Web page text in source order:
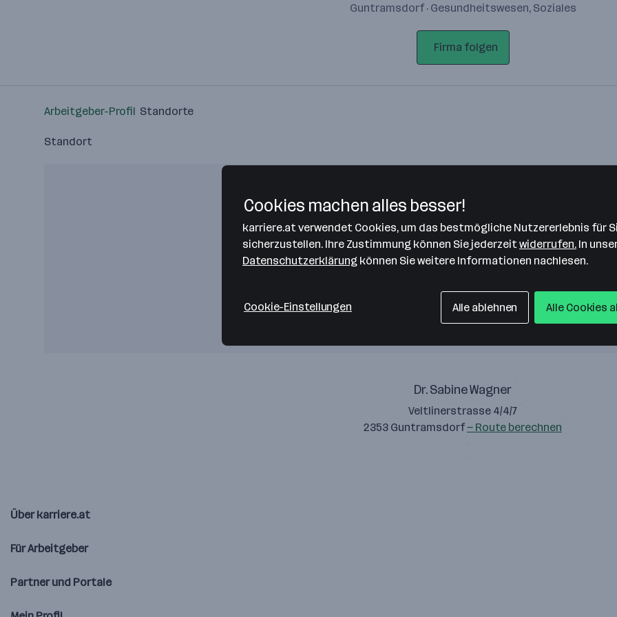
Guntramsdorf · Gesundheitswesen, Soziales
Firma folgen
Arbeitgeber-Profil Standorte
Standort
Bitte stimme unseren Cookie-
Richtlinien zu, um diese Karte
anzuzeigen.
Zustimmung geben
Dr. Sabine Wagner
Veltlinerstrasse 4/4/7
2353 Guntramsdorf— Route berechnen
Über karriere.at
Für Arbeitgeber
Partner und Portale
Cookies machen alles besser!
karriere.at verwendet Cookies, um das bestmögliche Nutzererlebnis für
sicherzustellen. Ihre Zustimmung können Sie jederzeit widerrufen. In
Datenschutzerklärung können Sie weitere Informationen nachlesen.
Cookie-Einstellungen Alle ablehnen Alle Cookies